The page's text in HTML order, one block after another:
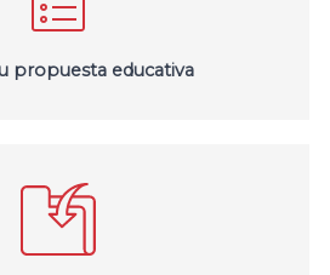
propuesta educativa